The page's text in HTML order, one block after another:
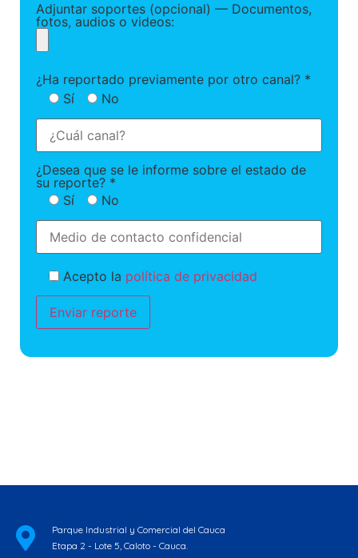
Adjuntar soportes (opcional) — Documentos,
fotos, audios o videos:
¿Ha reportado previamente por otro canal? *
Sí
No
¿Desea que se le informe sobre el estado de
su reporte? *
Sí
No
Acepto la política de privacidad
Parque Industrial y Comercial del Cauca
Etapa 2 - Lote 5, Caloto - Cauca.